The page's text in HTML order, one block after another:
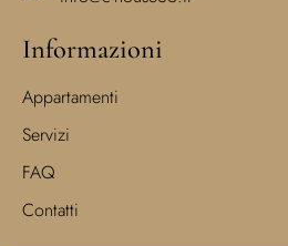
Informazioni
Appartamenti
Servizi
FAQ
Contatti